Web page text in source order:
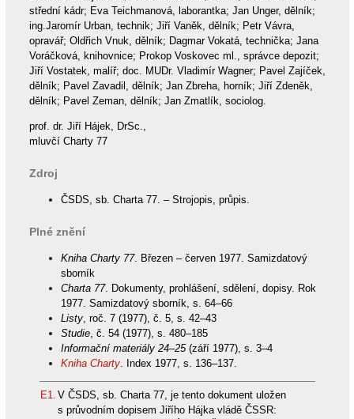
střední kádr; Eva Teichmanová, laborantka; Jan Unger, dělník;
ing.Jaromír Urban, technik; Jiří Vaněk, dělník; Petr Vávra,
opravář; Oldřich Vnuk, dělník; Dagmar Vokatá, technička; Jana
Voráčková, knihovnice; Prokop Voskovec ml., správce depozit;
Jiří Vostatek, malíř; doc. MUDr. Vladimír Wagner; Pavel Zajíček,
dělník; Pavel Zavadil, dělník; Jan Zbreha, horník; Jiří Zdeněk,
dělník; Pavel Zeman, dělník; Jan Zmatlík, sociolog.
prof. dr. Jiří Hájek, DrSc.,
mluvčí Charty 77
Zdroj
ČSDS, sb. Charta 77. – Strojopis, průpis.
Plné znění
Kniha Charty 77. Březen – červen 1977. Samizdatový
sborník
Charta 77. Dokumenty, prohlášení, sdělení, dopisy. Rok
1977. Samizdatový sborník, s. 64–66
Listy, roč. 7 (1977), č. 5, s. 42–43
Studie, č. 54 (1977), s. 480–185
Informační materiály 24–25(září 1977), s. 3–4
Kniha Charty. Index 1977, s. 136–137.
E1. V ČSDS, sb. Charta 77, je tento dokument uložen
s průvodním dopisem Jiřího Hájka vládě ČSSR: